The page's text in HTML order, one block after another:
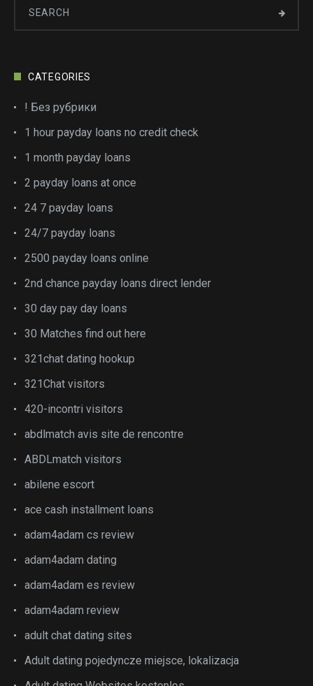
CATEGORIES
! Без рубрики
1 hour payday loans no credit check
1 month payday loans
2 payday loans at once
24 7 payday loans
24/7 payday loans
2500 payday loans online
2nd chance payday loans direct lender
30 day pay day loans
30 Matches find out here
321chat dating hookup
321Chat visitors
420-incontri visitors
abdlmatch avis site de rencontre
ABDLmatch visitors
abilene escort
ace cash installment loans
adam4adam cs review
adam4adam dating
adam4adam es review
adam4adam review
adult chat dating sites
Adult dating pojedyncze miejsce, lokalizacja